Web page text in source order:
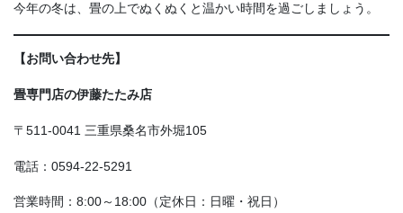
今年の冬は、畳の上でぬくぬくと温かい時間を過ごしましょう。
【お問い合わせ先】
畳専門店の伊藤たたみ店
〒511-0041 三重県桑名市外堀105
電話：0594-22-5291
営業時間：8:00～18:00（定休日：日曜・祝日）